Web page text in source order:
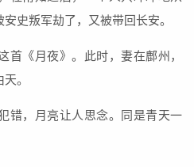
史叛军劫了，又被带回长安。
首《月夜》。此时，妻在鄜州，
。
错，月亮让人思念。同是青天一